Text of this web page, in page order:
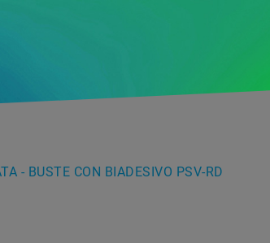
- BUSTE CON BIADESIVO PSV-RD